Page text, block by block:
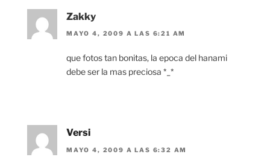
Zakky
MAYO 4, 2009 A LAS 6:21 AM
que fotos tan bonitas, la epoca del hanami
debe ser la mas preciosa *_*
Versi
MAYO 4, 2009 A LAS 6:32 AM